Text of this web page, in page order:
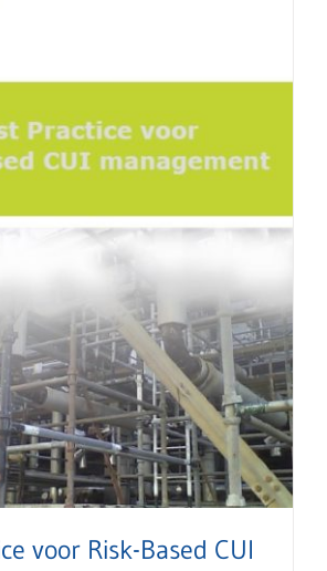
voor Risk-Based CUI